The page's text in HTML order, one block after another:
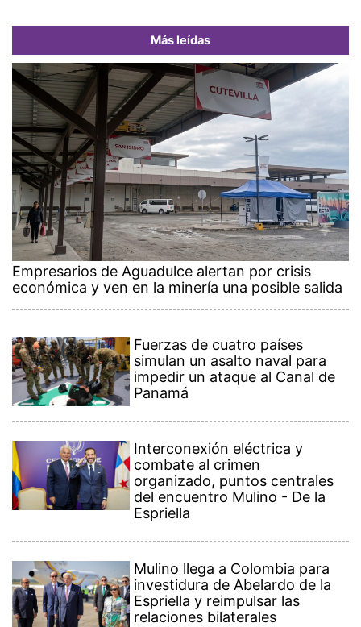
Más leídas
Empresarios de Aguadulce alertan por crisis
económica y ven en la minería una posible salida
Fuerzas de cuatro países
simulan un asalto naval para
impedir un ataque al Canal de
Panamá
Interconexión eléctrica y
combate al crimen
organizado, puntos centrales
del encuentro Mulino - De la
Espriella
Mulino llega a Colombia para
investidura de Abelardo de la
Espriella y reimpulsar las
relaciones bilaterales